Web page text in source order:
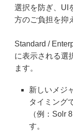
選択を防ぎ、UI
方のご負担を抑
Standard /
に表示される選
ます。
新しいメジ
タイミング
（例：Solr
す。